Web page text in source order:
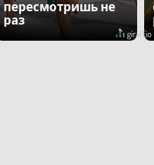
пересмотришь не
раз